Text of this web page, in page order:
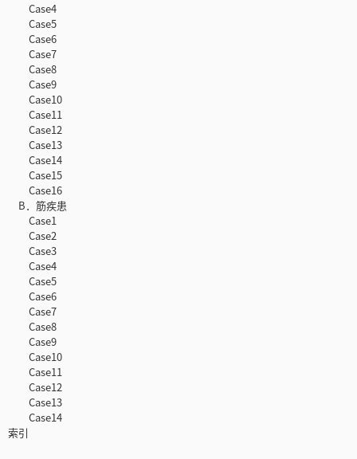
Case4
Case5
Case6
Case7
Case8
Case9
Case10
Case11
Case12
Case13
Case14
Case15
Case16
B．筋疾患
Case1
Case2
Case3
Case4
Case5
Case6
Case7
Case8
Case9
Case10
Case11
Case12
Case13
Case14
索引